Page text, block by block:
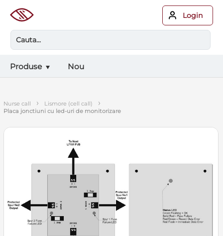
Login
Produse Nou
nurse call › lismore (cell call) ›
placa jonctiuni cu led-uri de monitorizare